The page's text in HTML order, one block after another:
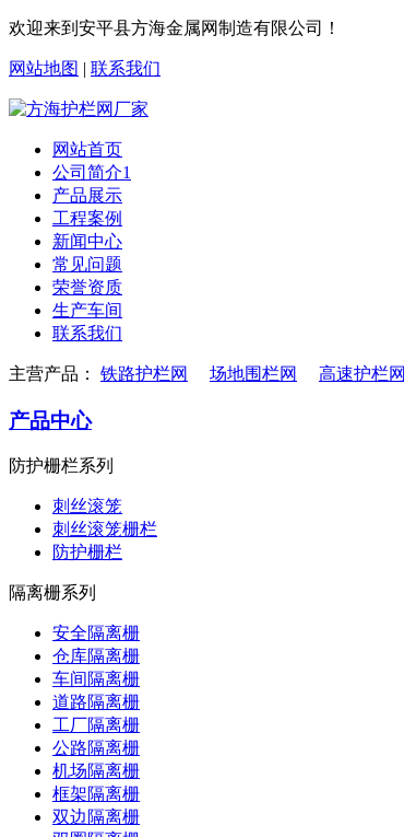
欢迎来到安平县方海金属网制造有限公司！
网站地图 | 联系我们
网站首页
公司简介1
产品展示
工程案例
新闻中心
常见问题
荣誉资质
生产车间
联系我们
主营产品： 铁路护栏网 场地围栏网 高速护栏网
产品中心
防护栅栏系列
刺丝滚笼
刺丝滚笼栅栏
防护栅栏
隔离栅系列
安全隔离栅
仓库隔离栅
车间隔离栅
道路隔离栅
工厂隔离栅
公路隔离栅
机场隔离栅
框架隔离栅
双边隔离栅